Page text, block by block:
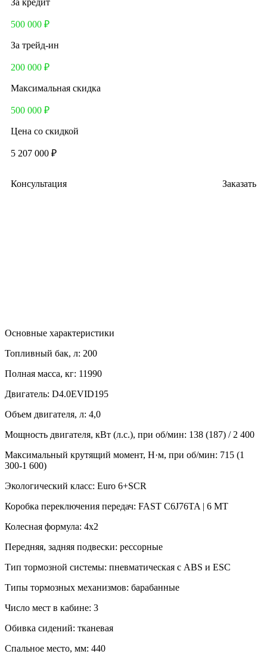
За кредит
500 000 ₽
За трейд-ин
200 000 ₽
Максимальная скидка
500 000 ₽
Цена со скидкой
5 207 000 ₽
Консультация Заказать
Основные характеристики
Топливный бак, л: 200
Полная масса, кг: 11990
Двигатель: D4.0EVID195
Объем двигателя, л: 4,0
Мощность двигателя, кВт (л.с.), при об/мин: 138 (187) / 2 400
Максимальный крутящий момент, Н·м, при об/мин: 715 (1
300-1 600)
Экологический класс: Euro 6+SCR
Коробка переключения передач: FAST C6J76TA | 6 MT
Колесная формула: 4x2
Передняя, задняя подвески: рессорные
Тип тормозной системы: пневматическая с ABS и ESC
Типы тормозных механизмов: барабанные
Число мест в кабине: 3
Обивка сидений: тканевая
Спальное место, мм: 440